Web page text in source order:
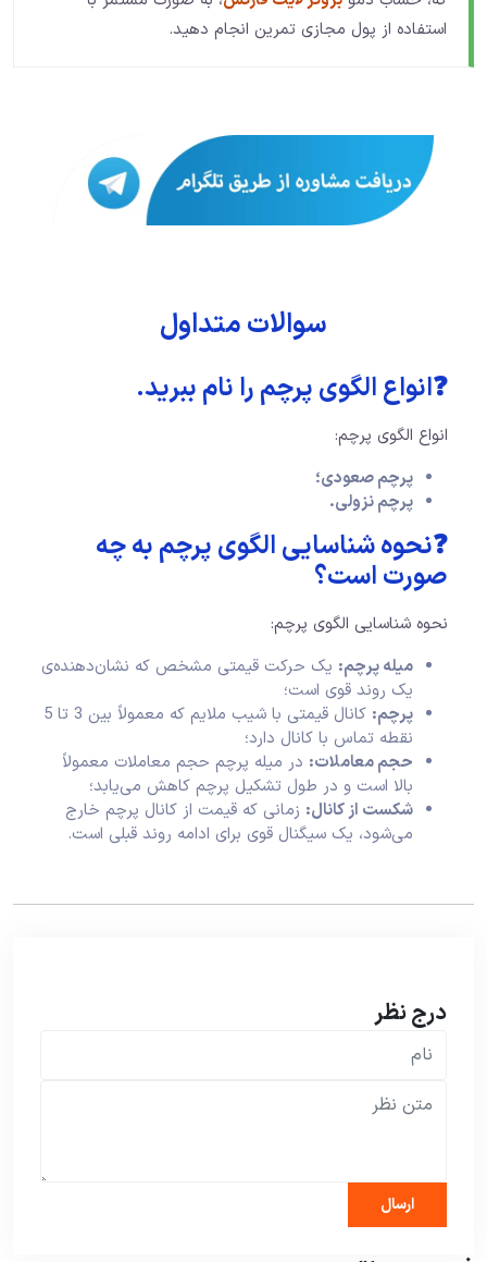
استفاده از پول مجازی تمرین انجام دهید.
سوالات متداول
❓انواع الگوی پرچم را نام ببرید.
انواع الگوی پرچم:
پرچم صعودی؛
پرچم نزولی.
❓نحوه شناسایی الگوی پرچم به چه
صورت است؟
نحوه شناسایی الگوی پرچم:
میله پرچم: یک حرکت قیمتی مشخص که نشان‌دهنده‌ی
یک روند قوی است؛
پرچم:
کانال قیمتی با شیب ملایم که معمولاً بین 3 تا 5
نقطه تماس با کانال دارد؛
حجم معاملات: در میله پرچم حجم معاملات معمولاً
بالا است و در طول تشکیل پرچم کاهش می‌یابد؛
شکست از کانال: زمانی که قیمت از کانال پرچم خارج
می‌شود، یک سیگنال قوی برای ادامه روند قبلی است.
درج نظر